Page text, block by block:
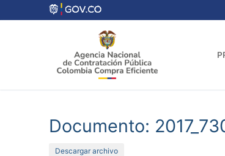
al
Documento:
Descargar archivo